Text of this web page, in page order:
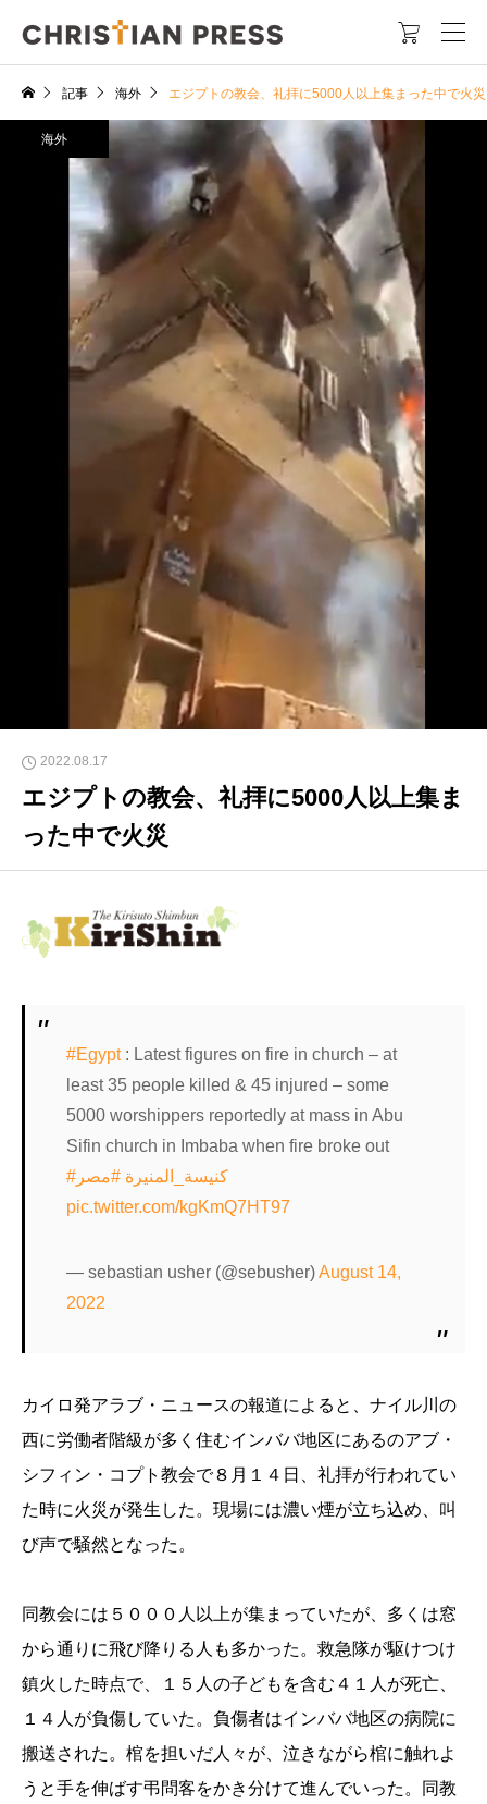

記事 海外 エジプトの教会、礼拝に5000人以上集まった中で火災
海外
2022.08.17
エジプトの教会、礼拝に5000人以上集ま
った中で火災
#Egypt: Latest figures on fire in church – at
least 35 people killed & 45 injured – some
5000 worshippers reportedly at mass in Abu
Sifin church in Imbaba when fire broke out
#كنيسة_المنيرة #مصر
pic.twitter.com/kgKmQ7HT97
— sebastian usher (@sebusher)August 14,
2022
カイロ発アラブ・ニュースの報道によると、ナイル川の
西に労働者階級が多く住むインババ地区にあるのアブ・
シフィン・ コプト教会で８月１４日、礼拝が行われてい
た時に火災が発生した 。現場には濃い煙が立ち込め、叫
び声で騒然となった。
同教会には５０００人以上が集まっていたが、多くは窓
から通りに飛び降りる人も多かった。救急隊が駆けつけ
鎮火した時点で、１５人の子どもを含む４１人が死亡、
１４人が負傷していた。負傷者はインババ地区の病院に
搬送された。棺を担いだ人々が、泣きながら棺に触れよ
うと手を伸ばす弔問客をかき分けて進んでいった。同教